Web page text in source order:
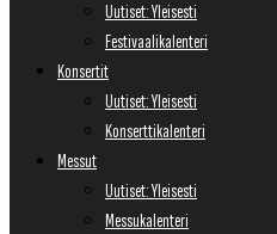
Uutiset: Yleisesti
Festivaalikalenteri
Konsertit
Uutiset: Yleisesti
Konserttikalenteri
Messut
Uutiset: Yleisesti
Messukalenteri